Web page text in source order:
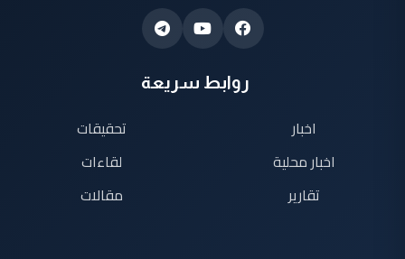
روابط سريعة
اخبار
اخبار محلية
تقارير
تحقيقات
لقاءات
مقالات